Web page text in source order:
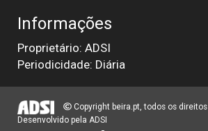
Informações
Proprietário: ADSI
Periodicidade: Diária
Copyright beira.pt, todos os
Desenvolvido pela ADSI